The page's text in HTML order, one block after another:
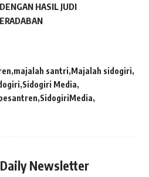
HASIL JUDI
majalah santri Majalah sidogiri
Sidogiri Media
SidogiriMedia
Newsletter